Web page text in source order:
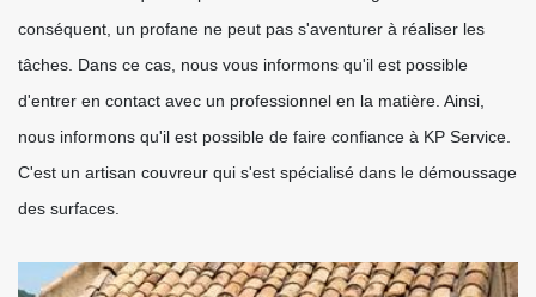
conséquent, un profane ne peut pas s'aventurer à réaliser les
tâches. Dans ce cas, nous vous informons qu'il est possible
d'entrer en contact avec un professionnel en la matière. Ainsi,
nous informons qu'il est possible de faire confiance à KP Service.
C'est un artisan couvreur qui s'est spécialisé dans le démoussage
des surfaces.